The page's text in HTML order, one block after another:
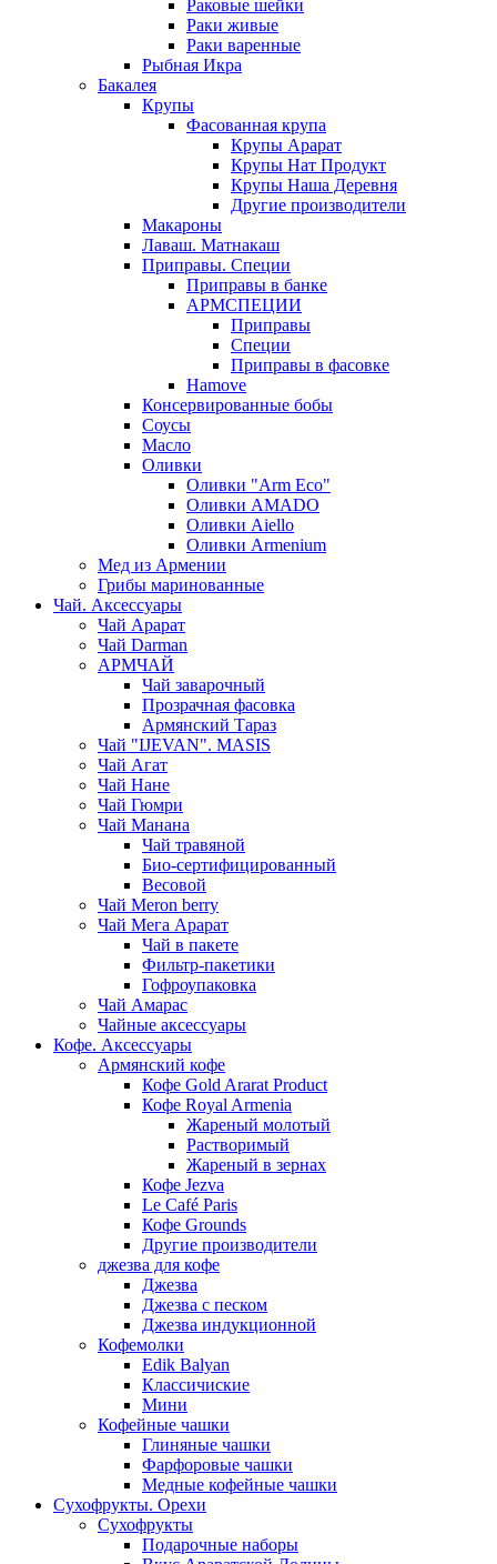
Раковые шейки
Раки живые
Раки варенные
Рыбная Икра
Бакалея
Крупы
Фасованная крупа
Крупы Арарат
Крупы Нат Продукт
Крупы Наша Деревня
Другие производители
Макароны
Лаваш. Матнакаш
Приправы. Специи
Приправы в банке
АРМСПЕЦИИ
Приправы
Специи
Приправы в фасовке
Hamove
Консервированные бобы
Соусы
Масло
Оливки
Оливки "Arm Eco"
Оливки AMADO
Оливки Aiello
Оливки Armenium
Мед из Армении
Грибы маринованные
Чай. Аксессуары
Чай Арарат
Чай Darman
АРМЧАЙ
Чай заварочный
Прозрачная фасовка
Армянский Тараз
Чай "IJEVAN". MASIS
Чай Агат
Чай Нане
Чай Гюмри
Чай Манана
Чай травяной
Био-сертифицированный
Весовой
Чай Meron berry
Чай Мега Арарат
Чай в пакете
Фильтр-пакетики
Гофроупаковка
Чай Амарас
Чайные аксессуары
Кофе. Аксессуары
Армянский кофе
Кофе Gold Ararat Product
Кофе Royal Armenia
Жареный молотый
Растворимый
Жареный в зернах
Кофе Jezva
Le Café Paris
Кофе Grounds
Другие производители
джезва для кофе
Джезва
Джезва с песком
Джезва индукционной
Кофемолки
Edik Balyan
Классичиские
Мини
Кофейные чашки
Глиняные чашки
Фарфоровые чашки
Медные кофейные чашки
Сухофрукты. Орехи
Сухофрукты
Подарочные наборы